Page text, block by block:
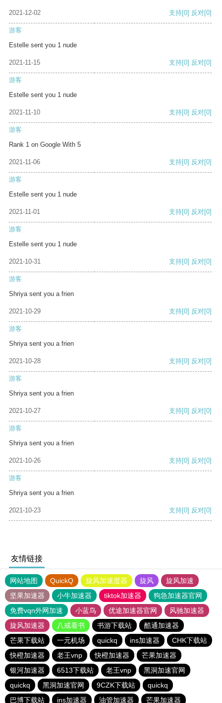
2021-12-02 支持[0] 反对[0]
游客
Estelle sent you 1 nude
2021-11-15 支持[0] 反对[0]
游客
Estelle sent you 1 nude
2021-11-10 支持[0] 反对[0]
游客
Rank 1 on Google With 5
2021-11-06 支持[0] 反对[0]
游客
Estelle sent you 1 nude
2021-11-01 支持[0] 反对[0]
游客
Estelle sent you 1 nude
2021-10-31 支持[0] 反对[0]
游客
Shriya sent you a frien
2021-10-29 支持[0] 反对[0]
游客
Shriya sent you a frien
2021-10-28 支持[0] 反对[0]
游客
Shriya sent you a frien
2021-10-27 支持[0] 反对[0]
游客
Shriya sent you a frien
2021-10-26 支持[0] 反对[0]
游客
Shriya sent you a frien
2021-10-23 支持[0] 反对[0]
友情链接
网站地图 QuickQ 旋风加速度器 旋风
旋风加速
坚果加速器
小牛加速器 tiktok加速器
狗急加速器官网
免费vqn外网加速
小蓝鸟 优途加速器官网
风驰加速器
旋风加速器
八戒看书 书游下载站
酷通加速器
芒果下载站
一元机场 quickq ins加速器
CHK下载站
快橙加速器
老王vnp 快橙加速器
芒果加速器
银河加速器
6513下载站 老王vnp
黑洞加速官网
quickq
黑洞加速官网 9CZK下载站
quickq
巴博下载站
ins加速器 油管加速器 芒果加速器